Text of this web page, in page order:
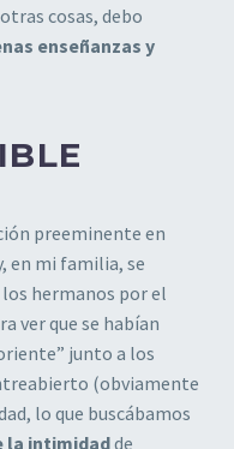
cosas, debo
enseñanzas y
preeminente en
en mi familia, se
hermanos por el
ver que se habían
junto a los
(obviamente
lo que buscábamos
la intimidadde